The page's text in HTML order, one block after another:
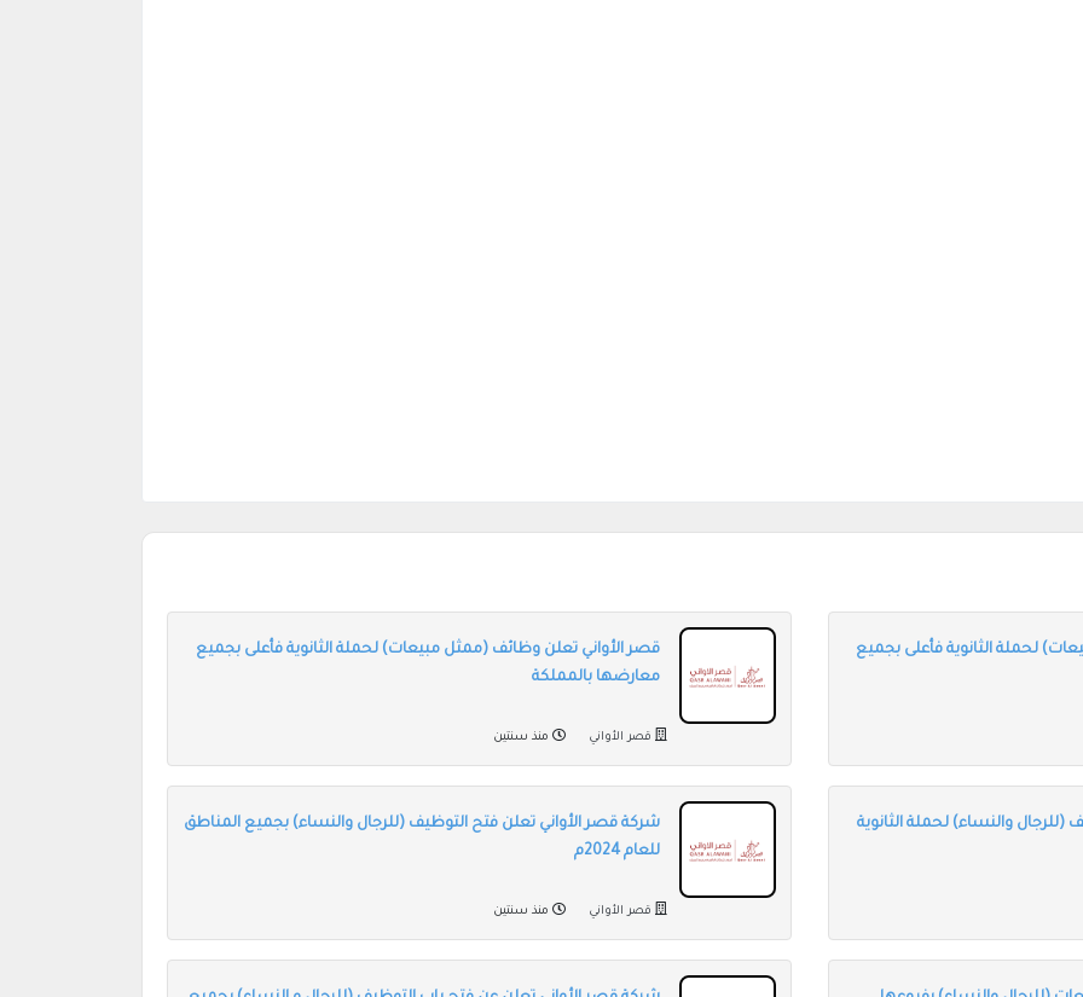
لحملة الثانوية فأعلى بجميع
قصر الأواني تعلن وظائف (ممثل مبيعات) لحملة الثانوية فأعلى بجميع
معارضها بالمملكة
قصر الأواني منذ سنتين
والنساء) لحملة الثانوية
شركة قصر الأواني تعلن فتح التوظيف (للرجال والنساء) بجميع المناطق
للعام 2024م
قصر الأواني منذ سنتين